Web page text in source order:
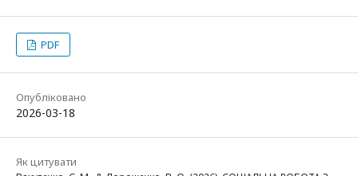
PDF
Опубліковано
2026-03-18
Як цитувати